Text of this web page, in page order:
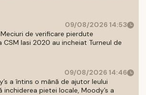
09/08/2026 14:53
de verificare pierdute
CSM Iasi 2020 au incheiat Turneul de
09/08/2026 14:46
a întins o mână de ajutor leului
inchiderea pietei locale, Moody’s a